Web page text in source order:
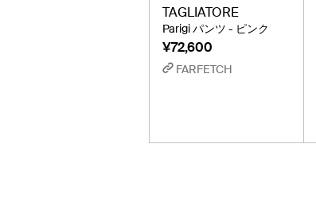
TAGLIATORE
Parigi パンツ - ピンク
¥72,600
FARFETCH